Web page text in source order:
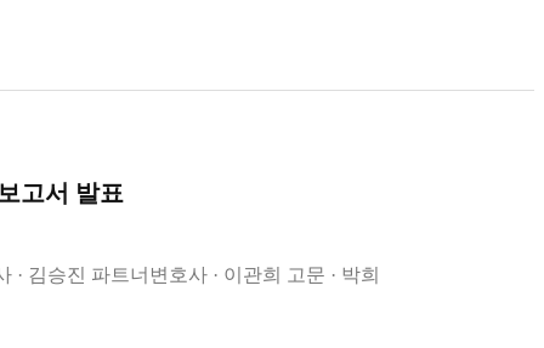
고서 발표
김승진 파트너변호사 이관희 고문
박희